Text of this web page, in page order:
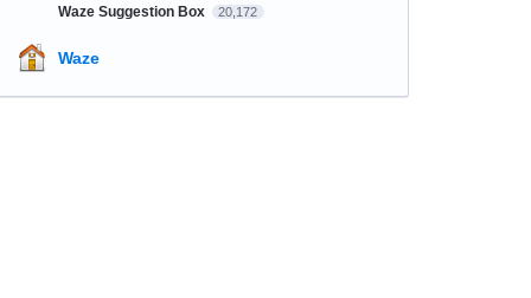
Waze Suggestion Box 20,172
Waze